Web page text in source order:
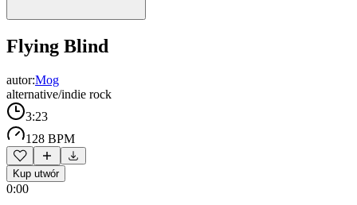
Flying Blind
autor:Mog
alternative/indie rock
3:23
128 BPM
Kup utwór
0:00